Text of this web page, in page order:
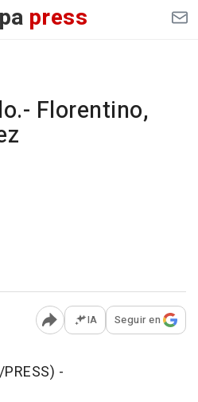
press
Florentino,
Abrir opciones para
IA Seguir en
-